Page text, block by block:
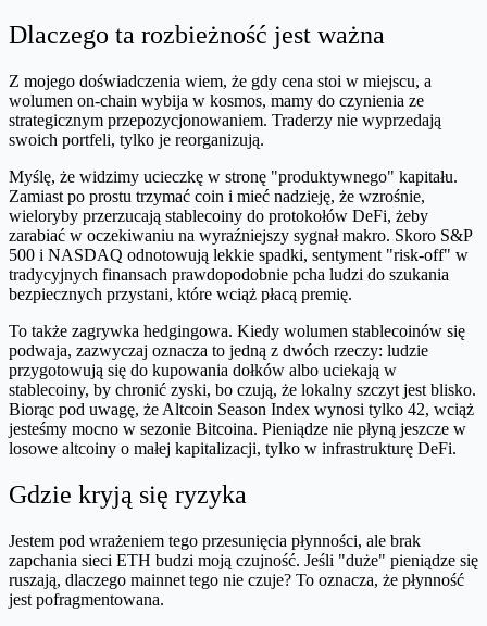
Dlaczego ta rozbieżność jest ważna
Z mojego doświadczenia wiem, że gdy cena stoi w miejscu, a
wolumen on-chain wybija w kosmos, mamy do czynienia ze
strategicznym przepozycjonowaniem. Traderzy nie wyprzedają
swoich portfeli, tylko je reorganizują.
Myślę, że widzimy ucieczkę w stronę "produktywnego" kapitału.
Zamiast po prostu trzymać coin i mieć nadzieję, że wzrośnie,
wieloryby przerzucają stablecoiny do protokołów DeFi, żeby
zarabiać w oczekiwaniu na wyraźniejszy sygnał makro. Skoro S&P
500 i NASDAQ odnotowują lekkie spadki, sentyment "risk-off" w
tradycyjnych finansach prawdopodobnie pcha ludzi do szukania
bezpiecznych przystani, które wciąż płacą premię.
To także zagrywka hedgingowa. Kiedy wolumen stablecoinów się
podwaja, zazwyczaj oznacza to jedną z dwóch rzeczy: ludzie
przygotowują się do kupowania dołków albo uciekają w
stablecoiny, by chronić zyski, bo czują, że lokalny szczyt jest blisko.
Biorąc pod uwagę, że Altcoin Season Index wynosi tylko 42, wciąż
jesteśmy mocno w sezonie Bitcoina. Pieniądze nie płyną jeszcze w
losowe altcoiny o małej kapitalizacji, tylko w infrastrukturę DeFi.
Gdzie kryją się ryzyka
Jestem pod wrażeniem tego przesunięcia płynności, ale brak
zapchania sieci ETH budzi moją czujność. Jeśli "duże" pieniądze się
ruszają, dlaczego mainnet tego nie czuje? To oznacza, że płynność
jest pofragmentowana.